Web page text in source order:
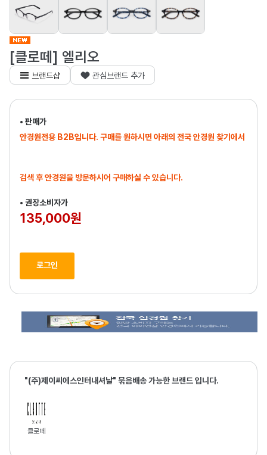
[클로떼] 엘리오
브랜드샵 관심브랜드 추가
• 판매가
안경원전용 B2B입니다. 구매를 원하시면 아래의 전국 안경원 찾기에서
검색 후 안경원을 방문하시어 구매하실 수 있습니다.
• 권장소비자가
135,000원
로그인
"(주)제이씨에스인터내셔날" 묶음배송 가능한 브랜드 입니다.
클로떼